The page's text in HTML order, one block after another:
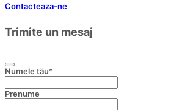
Contacteaza-ne
Trimite un mesaj
Numele tău*
Prenume